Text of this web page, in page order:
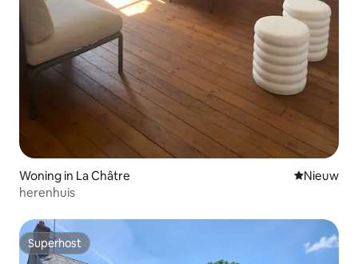
Woning in La Châtre Nieuwe
Nieuw
herenhuis
Superhost
Superhost